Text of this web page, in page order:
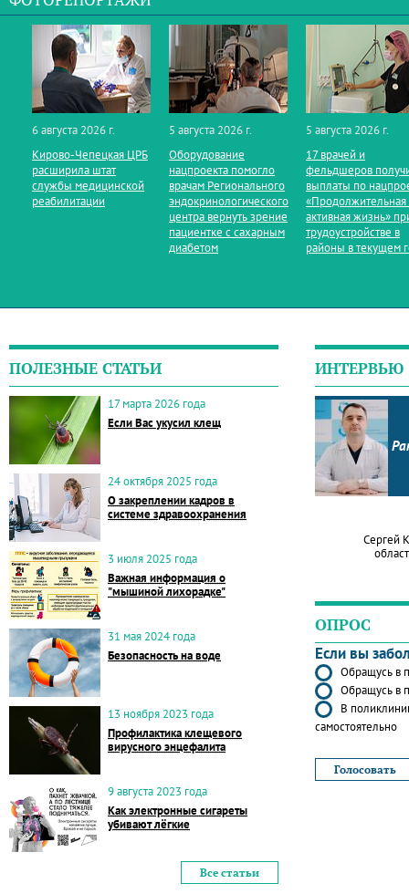
6 августа 2026 г.
Кирово‑Чепецкая ЦРБ
расширила штат
службы медицинской
реабилитации
5 августа 2026 г.
Оборудование
нацпроекта помогло
врачам Регионального
эндокринологического
центра вернуть зрение
пациентке с сахарным
диабетом
5 августа 2026 г.
17 врачей и
фельдшеров
выплаты по
«Продолжительная
активная жизнь»
трудоустройстве в
районы в текущем
ПОЛЕЗНЫЕ СТАТЬИ
17 марта 2026 года
Если Вас укусил клещ
24 октября 2025 года
О закреплении кадров в
системе здравоохранения
3 июля 2025 года
Важная информация о
"мышиной лихорадке"
31 мая 2024 года
Безопасность на воде
13 ноября 2023 года
Профилактика клещевого
вирусного энцефалита
9 августа 2023 года
Как электронные сигареты
убивают лёгкие
Все статьи
ИНТЕРВЬЮ
Сергей
ОПРОС
Если вы
Обращусь в
Обращусь в
В
самостоятельно